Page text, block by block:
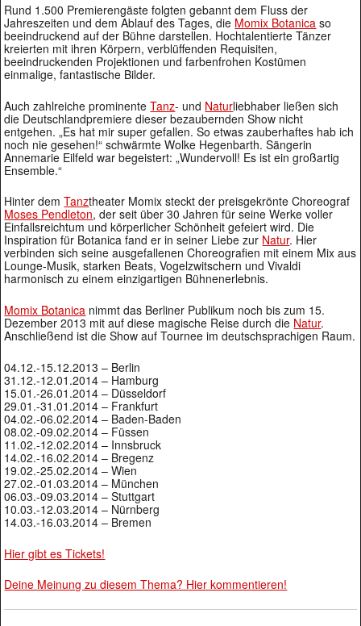
Rund 1.500 Premierengäste folgten gebannt dem Fluss der
Jahreszeiten und dem Ablauf des Tages, die Momix Botanica so
beeindruckend auf der Bühne darstellen. Hochtalentierte Tänzer
kreierten mit ihren Körpern, verblüffenden Requisiten,
beeindruckenden Projektionen und farbenfrohen Kostümen
einmalige, fantastische Bilder.
Auch zahlreiche prominenteTanz- und Naturliebhaber ließen sich
die Deutschlandpremiere dieser bezaubernden Show nicht
entgehen. „Es hat mir super gefallen. So etwas zauberhaftes hab ich
noch nie gesehen!“ schwärmte Wolke Hegenbarth. Sängerin
Annemarie Eilfeld war begeistert: „Wundervoll! Es ist ein großartig
Ensemble.“
Hinter demTanztheater Momix steckt der preisgekrönte Choreograf
Moses Pendleton, der seit über 30 Jahren für seine Werke voller
Einfallsreichtum und körperlicher Schönheit gefeiert wird. Die
Inspiration für Botanica fand er in seiner Liebe zur Natur. Hier
verbinden sich seine ausgefallenen Choreografien mit einem Mix aus
Lounge-Musik, starken Beats, Vogelzwitschern und Vivaldi
harmonisch zu einem einzigartigen Bühnenerlebnis.
Momix Botanica nimmt das Berliner Publikum noch bis zum 15.
Dezember 2013 mit auf diese magische Reise durch die Natur.
Anschließend ist die Show auf Tournee im deutschsprachigen Raum.
04.12.-15.12.2013 – Berlin
31.12.-12.01.2014 – Hamburg
15.01.-26.01.2014 – Düsseldorf
29.01.-31.01.2014 – Frankfurt
04.02.-06.02.2014 – Baden-Baden
08.02.-09.02.2014 – Füssen
11.02.-12.02.2014 – Innsbruck
14.02.-16.02.2014 – Bregenz
19.02.-25.02.2014 – Wien
27.02.-01.03.2014 – München
06.03.-09.03.2014 – Stuttgart
10.03.-12.03.2014 – Nürnberg
14.03.-16.03.2014 – Bremen
Hier gibt es Tickets!
Deine Meinung zu diesem Thema? Hier kommentieren!